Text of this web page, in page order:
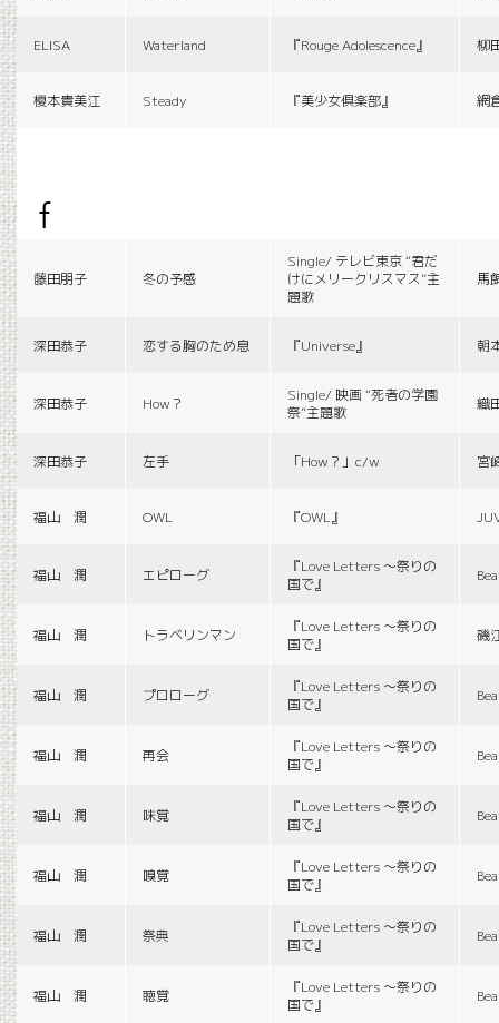
ELISA Waterland 『Rouge Adolescence』 柳
榎本貴美江 Steady 『美少女倶楽部』 網
f
藤田朋子 冬の予感
Single/ テレビ東京 “君だ
けにメリークリスマス”主
題歌
馬
深田恭子 恋する胸のため息 『Universe』 朝
深田恭子 How？
Single/ 映画 “死者の学園
祭”主題歌
織
深田恭子 左手 「How？」c/w 宮
福山 潤 OWL 『OWL』
福山 潤 エピローグ
『Love Letters 〜祭りの
国で』
福山 潤 トラベリンマン
『Love Letters 〜祭りの
国で』
磯
福山 潤 プロローグ
『Love Letters 〜祭りの
国で』
福山 潤 再会
『Love Letters 〜祭りの
国で』
福山 潤 味覚
『Love Letters 〜祭りの
国で』
福山 潤 嗅覚
『Love Letters 〜祭りの
国で』
福山 潤 祭典
『Love Letters 〜祭りの
国で』
福山 潤 聴覚
『Love Letters 〜祭りの
国で』